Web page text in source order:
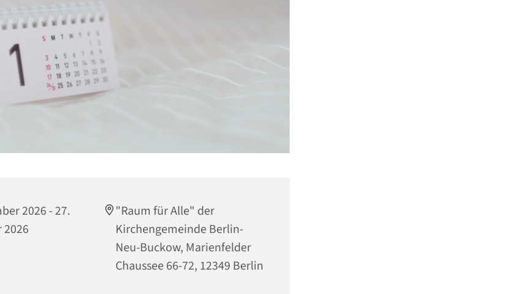
2026 - 27.
"Raum für Alle" der
Kirchengemeinde Berlin-
Neu-Buckow, Marienfelder
Chaussee 66-72, 12349 Berlin